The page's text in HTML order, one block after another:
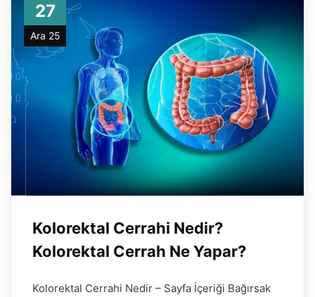
27
Ara 25
Kolorektal Cerrahi Nedir?
Kolorektal Cerrah Ne Yapar?
Kolorektal Cerrahi Nedir – Sayfa İçeriği Bağırsak